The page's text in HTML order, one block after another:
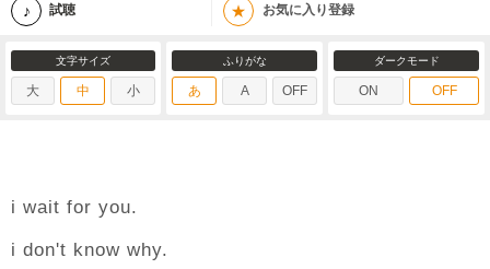
試聴 ★ お気に入り登録
文字サイズ
大 中 小
ふりがな
あ A OFF
ダークモード
ON OFF
i wait for you.
i don't know why.